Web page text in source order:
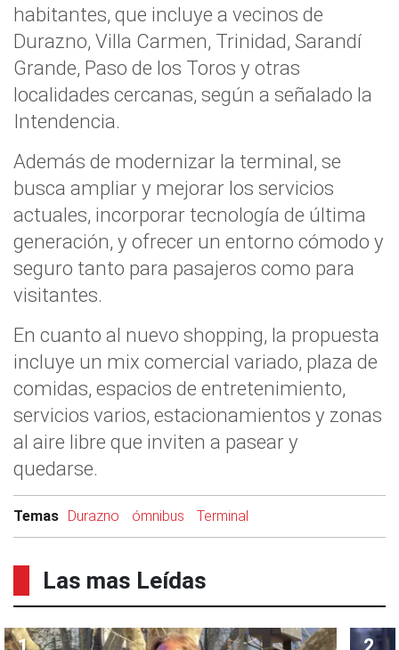
habitantes, que incluye a vecinos de
Durazno, Villa Carmen, Trinidad, Sarandí
Grande, Paso de los Toros y otras
localidades cercanas, según a señalado la
Intendencia.
Además de modernizar la terminal, se
busca ampliar y mejorar los servicios
actuales, incorporar tecnología de última
generación, y ofrecer un entorno cómodo y
seguro tanto para pasajeros como para
visitantes.
En cuanto al nuevo shopping, la propuesta
incluye un mix comercial variado, plaza de
comidas, espacios de entretenimiento,
servicios varios, estacionamientos y zonas
al aire libre que inviten a pasear y
quedarse.
Temas Durazno ómnibus Terminal
Las mas Leídas